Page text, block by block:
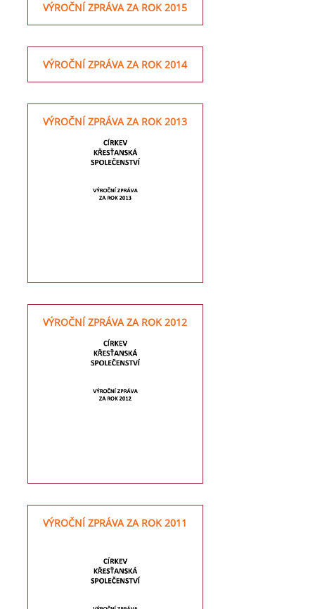
VÝROČNÍ ZPRÁVA ZA ROK 2015
VÝROČNÍ ZPRÁVA ZA ROK 2014
VÝROČNÍ ZPRÁVA ZA ROK 2013
VÝROČNÍ ZPRÁVA ZA ROK 2012
VÝROČNÍ ZPRÁVA ZA ROK 2011